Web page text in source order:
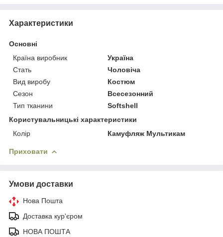
Характеристики
Основні
Країна виробник
Україна
Стать
Чоловіча
Вид виробу
Костюм
Сезон
Всесезонний
Тип тканини
Softshell
Користувальницькі характеристики
Колір
Камуфляж Мультикам
Приховати
Умови доставки
Нова Пошта
Доставка кур'єром
НОВА ПОШТА